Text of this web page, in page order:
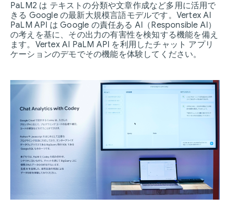
PaLM2 は テキストの分類や文章作成など多用に活用で
きる Google の最新大規模言語モデルです。Vertex AI
PaLM API は Google の責任ある AI（Responsible AI）
の考えを基に、その出力の有害性を検知する機能を備え
ます。Vertex AI PaLM API を利用したチャット アプリ
ケーションのデモでその機能を体験してください。